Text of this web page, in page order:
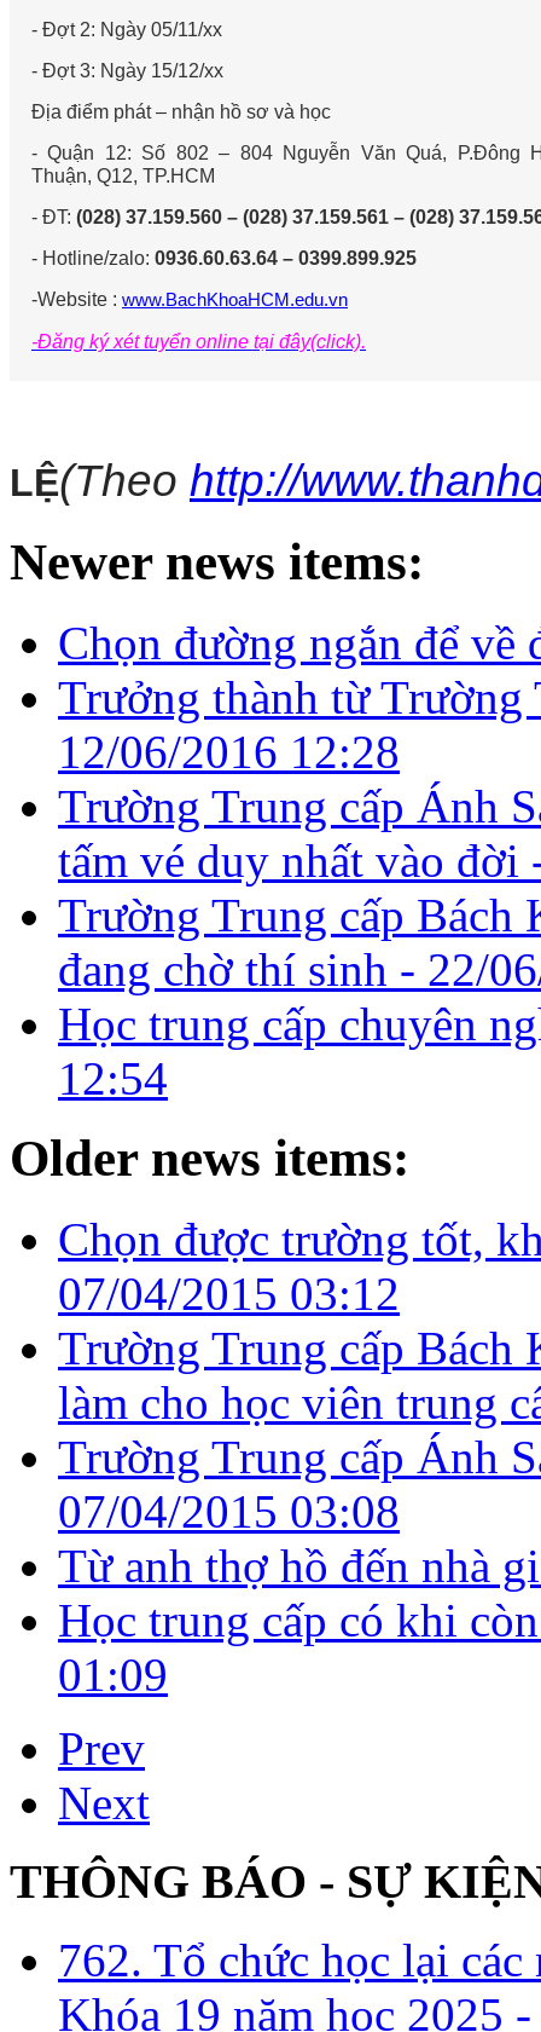
- Đợt 2: Ngày 05/11/xx
- Đợt 3: Ngày 15/12/xx
Địa điểm phát – nhận hồ sơ và học
- Quận 12: Số 802 – 804 Nguyễn Văn Quá, P.Đông
Thuận, Q12, TP.HCM
- ĐT: (028) 37.159.560 – (028) 37.159.561 – (028)
- Hotline/zalo: 0936.60.63.64 – 0399.899.925
-Website : www.BachKhoaHCM.edu.vn
-Đăng ký xét tuyển online tại đây(click).
LỆ(Theo http://
Newer news items:
Chọn đường ngắn để
Trưởng thành từ
12/06/2016 12:28
Trường Trung cấp Ánh
tấm vé duy nhất vào
Trường Trung cấp Bách
đang chờ thí sinh - 22/
Học trung cấp chuyên
12:54
Older news items:
Chọn được trường tốt,
07/04/2015 03:12
Trường Trung cấp
làm cho học viên trung
Trường Trung cấp Ánh
07/04/2015 03:08
Từ anh thợ hồ đến nhà
Học trung cấp có khi
01:09
Prev
Next
THÔNG BÁO - SỰ
762. Tổ chức học lại
Khóa 19 năm học 2025